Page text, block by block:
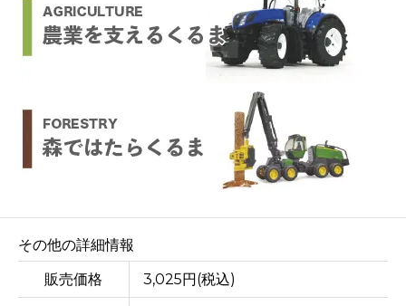
その他の詳細情報
販売価格 3,025円(税込)